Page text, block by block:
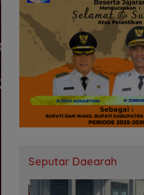
Seputar Daearah